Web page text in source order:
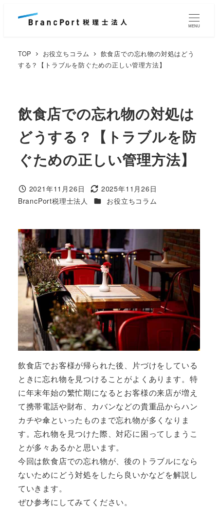
MENU
TOP お役立ちコラム
飲食店での忘れ物の対処はどう
する？【トラブルを防ぐための正しい管理方法】
飲食店での忘れ物の対処は
どうする？【トラブルを防
ぐための正しい管理方法】
投稿日
2021年11月26日
更新日
2025年11月26日
著
BrancPort税理士法人 カテゴリー
お役立ちコラム
飲食店でお客様が帰られた後、片づけをしている
ときに忘れ物を見つけることがよくあります。特
に年末年始の繁忙期になるとお客様の来店が増え
て携帯電話や財布、カバンなどの貴重品からハン
カチや傘といったものまで忘れ物が多くなりま
す。忘れ物を見つけた際、対応に困ってしまうこ
とが多々あるかと思います。
今回は飲食店での忘れ物が、後のトラブルになら
ないためにどう対処をしたら良いかなどを解説し
ていきます。
ぜひ参考にしてみてください。